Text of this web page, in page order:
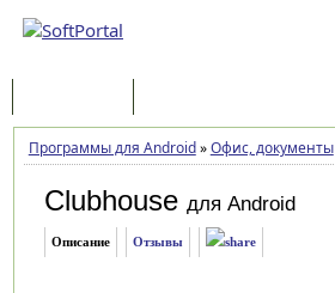
Программы для Android»Офис, документы
Clubhouse для Android
Описание Отзывы